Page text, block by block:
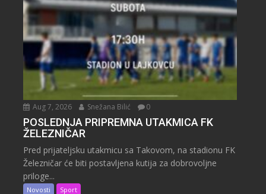
Aug 7, 2026 Snežana Bilić 0
POSLEDNJA PRIPREMNA UTAKMICA FK
ŽELEZNIČAR
Pred prijateljsku utakmicu sa Takovom, na stadionu FK
Železničar će biti postavljena kutija za dobrovoljne
priloge...
Novosti Sport